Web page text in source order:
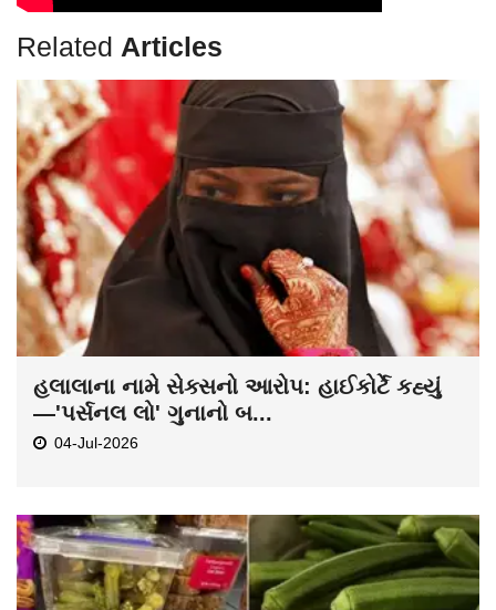
Related Articles
હલાલાના નામે સેક્સનો આરોપ: હાઈકોર્ટે કહ્યું
—'પર્સનલ લો' ગુનાનો બ...
04-Jul-2026